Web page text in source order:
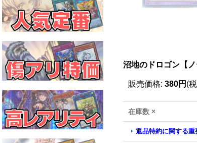
沼地のドロゴン【
販売価格: 380円 (
在庫数 ×
返品特約に関する重